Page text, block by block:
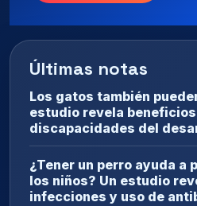
Últimas notas
Los gatos también
estudio revela
discapacidades del
¿Tener un perro ayuda a
los niños? Un estudio
infecciones y uso de